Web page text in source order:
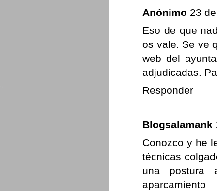
Anónimo 23
Eso de que
os vale. Se ve
web del
adjudicadas.
Responder
Blogsalamank
Conozco y he
técnicas
una postura